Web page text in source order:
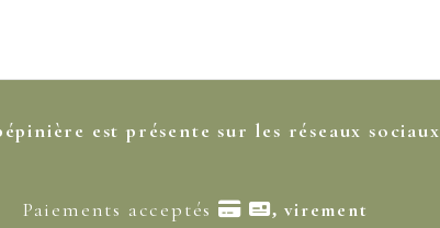
est présente sur les réseaux sociaux
Paiements acceptés ,virement